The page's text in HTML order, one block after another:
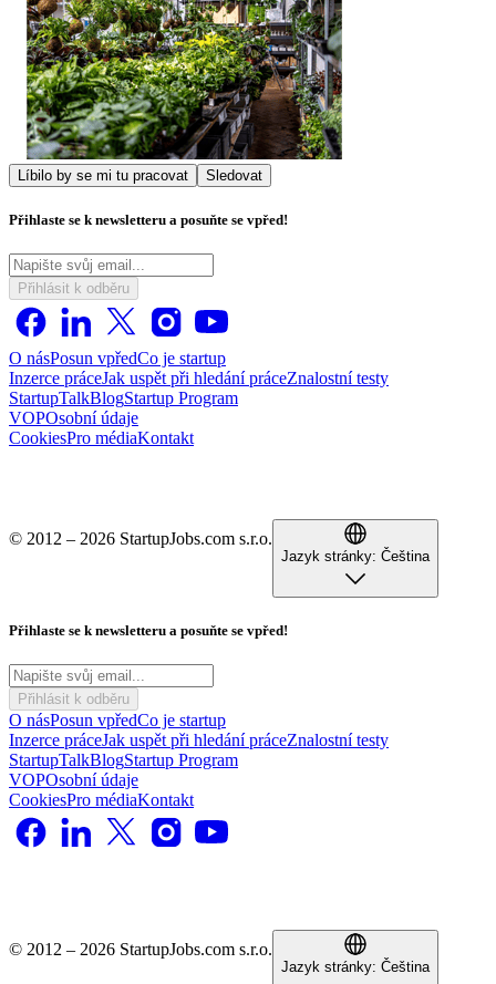
Líbilo by se mi tu pracovat Sledovat
Přihlaste se k newsletteru a posuňte se vpřed!
Přihlásit k odběru
O násPosun vpředCo je startup
Inzerce práceJak uspět při hledání práceZnalostní testy
StartupTalkBlogStartup Program
VOPOsobní údaje
CookiesPro médiaKontakt
© 2012 – 2026 StartupJobs.com s.r.o.
Jazyk stránky: Čeština
Přihlaste se k newsletteru a posuňte se vpřed!
Přihlásit k odběru
O násPosun vpředCo je startup
Inzerce práceJak uspět při hledání práceZnalostní testy
StartupTalkBlogStartup Program
VOPOsobní údaje
CookiesPro médiaKontakt
© 2012 – 2026 StartupJobs.com s.r.o.
Jazyk stránky: Čeština